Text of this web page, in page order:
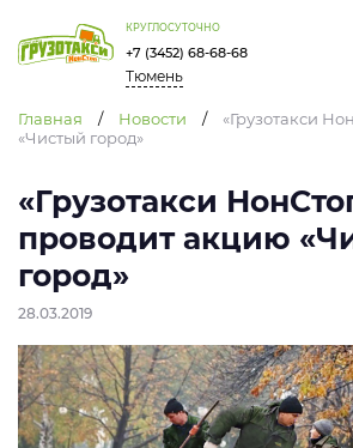
Тюмень
КРУГЛОСУТОЧНО
+7 (3452) 68-68-68
Главная / Новости / «Грузотакси
«Чистый город»
«Грузотакси
проводит акцию
город»
28.03.2019